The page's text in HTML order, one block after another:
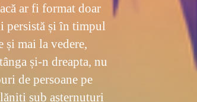
ar fi format doar
persistă și în timpul
mai la vedere,
și-n dreapta, nu
de persoane pe
sub așternuturi